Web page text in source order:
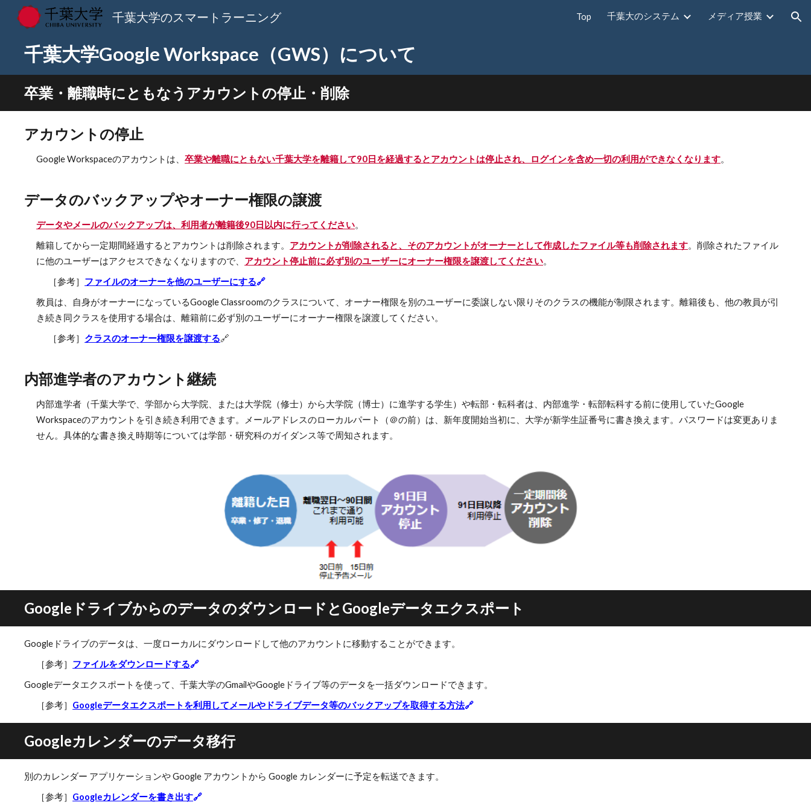
Skip to main content
千葉大学のスマートラーニング Top 千葉大のシステム メディア授業
千葉大学Google Workspace（GWS）について
卒業・離職時にともなうアカウントの停止・削除
アカウントの停止
Google Workspaceのアカウントは、卒業や離職にともない千葉大学を離籍して90日を経過するとアカウントは停止され、ログインを含め一切の利用ができなくなります。
データのバックアップやオーナー権限の譲渡
データやメールのバックアップは、利用者が離籍後90日以内に行ってください。
離籍してから一定期間経過するとアカウントは削除されます。 アカウントが削除されると、そのアカウントがオーナーとして作成したファイル等も削除されます。削除されたファイル
に他のユーザーはアクセスできなくなりますので、 アカウント停止前に必ず別のユーザーにオーナー権限を譲渡してください。
［参考］ ファイルのオーナーを他のユーザーにする🔗
教員は、自身がオーナーになっているGoogle Classroomのクラスについて、オーナー権限を別のユーザーに委譲しない限りそのクラスの機能が制限されます。離籍後も、他の教員が引
き続き同クラスを使用する場合は、離籍前に必ず別のユーザーにオーナー権限を譲渡してください。
［参考］ クラスのオーナー権限を譲渡する🔗
内部進学者のアカウント継続
内部進学者（千葉大学で、学部から大学院、または大学院（修士）から大学院（博士）に進学する学生）や転部・転科者は、内部進学・転部転科する前に使用していたGoogle
Workspaceのアカウントを引き続き利用できます。メールアドレスのローカルパート（＠の前）は、新年度開始当初に、大学が新学生証番号に書き換えます。パスワードは変更ありま
せん。具体的な書き換え時期等については学部・研究科のガイダンス等で周知されます。
GoogleドライブからのデータのダウンロードとGoogleデータエクスポート
Googleドライブのデータは、一度ローカルにダウンロードして他のアカウントに移動することができます。
［参考］ ファイルをダウンロードする🔗
Googleデータエクスポートを使って、千葉大学のGmailやGoogleドライブ等のデータを一括ダウンロードできます。
［参考］ Googleデータエクスポートを利用してメールやドライブデータ等のバックアップを取得する方法🔗
Googleカレンダーのデータ移行
別のカレンダー アプリケーションや Google アカウントから Google カレンダーに予定を転送できます。
［参考］ Googleカレンダーを書き出す🔗